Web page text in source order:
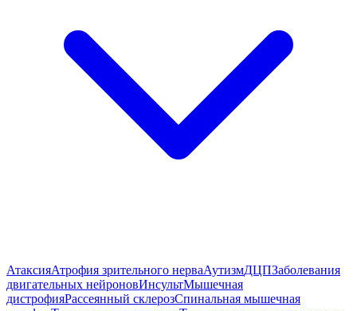
АтаксияАтрофия зрительного нерваАутизмДЦПЗаболевания
двигательных нейроновИнсультМышечная
дистрофияРассеянный склерозСпинальная мышечная